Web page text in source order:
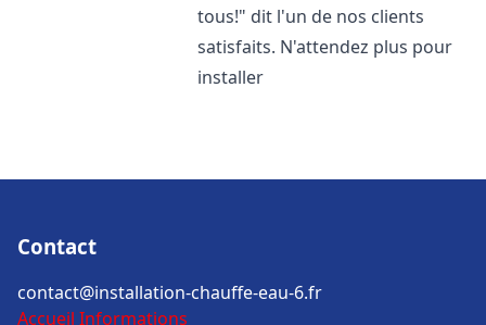
tous!" dit l'un de nos clients
satisfaits. N'attendez plus pour
installer
Contact
contact@installation-chauffe-eau-6.fr
Accueil Informations